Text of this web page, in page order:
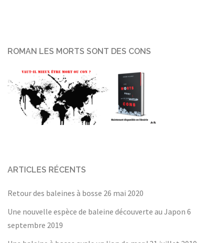
ROMAN LES MORTS SONT DES CONS
ARTICLES RÉCENTS
Retour des baleines à bosse 26 mai 2020
Une nouvelle espèce de baleine découverte au Japon 6
septembre 2019